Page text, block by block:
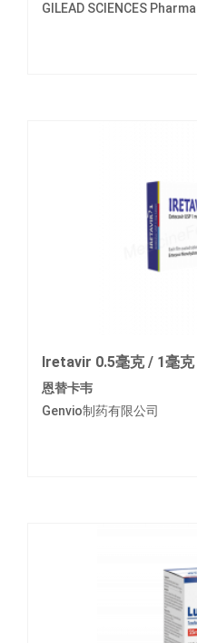
GILEAD SCIENCES Pharma
Iretavir 0.5毫克 / 1毫克
恩替卡韦
Genvio制药有限公司